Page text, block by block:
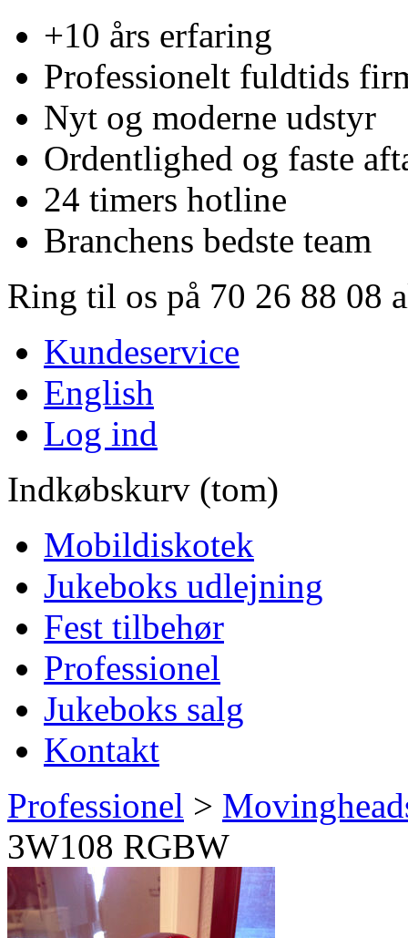
+10 års erfaring
Professionelt fuldtids
Nyt og moderne udstyr
Ordentlighed og faste
24 timers hotline
Branchens bedste team
Ring til os på 70 26 88 08
Kundeservice
English
Log ind
Indkøbskurv (tom)
Mobildiskotek
Jukeboks udlejning
Fest tilbehør
Professionel
Jukeboks salg
Kontakt
Professionel >
3W108 RGBW